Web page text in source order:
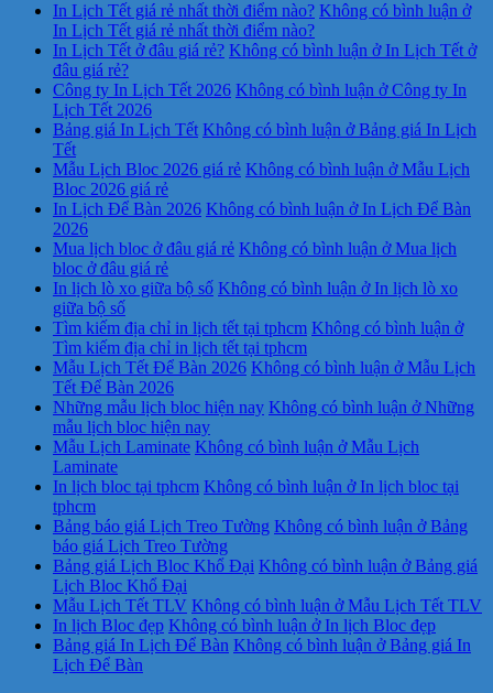
In Lịch Tết giá rẻ nhất thời điểm nào? Không có bình luận ở
In Lịch Tết giá rẻ nhất thời điểm nào?
In Lịch Tết ở đâu giá rẻ? Không có bình luận ở In Lịch Tết ở
đâu giá rẻ?
Công ty In Lịch Tết 2026 Không có bình luận ở Công ty In
Lịch Tết 2026
Bảng giá In Lịch Tết Không có bình luận ở Bảng giá In Lịch
Tết
Mẫu Lịch Bloc 2026 giá rẻ Không có bình luận ở Mẫu Lịch
Bloc 2026 giá rẻ
In Lịch Để Bàn 2026 Không có bình luận ở In Lịch Để Bàn
2026
Mua lịch bloc ở đâu giá rẻ Không có bình luận ở Mua lịch
bloc ở đâu giá rẻ
In lịch lò xo giữa bộ số Không có bình luận ở In lịch lò xo
giữa bộ số
Tìm kiếm địa chỉ in lịch tết tại tphcm Không có bình luận ở
Tìm kiếm địa chỉ in lịch tết tại tphcm
Mẫu Lịch Tết Để Bàn 2026 Không có bình luận ở Mẫu Lịch
Tết Để Bàn 2026
Những mẫu lịch bloc hiện nay Không có bình luận ở Những
mẫu lịch bloc hiện nay
Mẫu Lịch Laminate Không có bình luận ở Mẫu Lịch
Laminate
In lịch bloc tại tphcm Không có bình luận ở In lịch bloc tại
tphcm
Bảng báo giá Lịch Treo Tường Không có bình luận ở Bảng
báo giá Lịch Treo Tường
Bảng giá Lịch Bloc Khổ Đại Không có bình luận ở Bảng giá
Lịch Bloc Khổ Đại
Mẫu Lịch Tết TLV Không có bình luận ở Mẫu Lịch Tết TLV
In lịch Bloc đẹp Không có bình luận ở In lịch Bloc đẹp
Bảng giá In Lịch Để Bàn Không có bình luận ở Bảng giá In
Lịch Để Bàn